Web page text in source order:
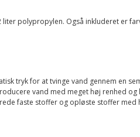
polypropylen. Også inkluderet er
tryk for at tvinge vand gennem en
vand med meget høj renhed
faste stoffer og opløste stoffer